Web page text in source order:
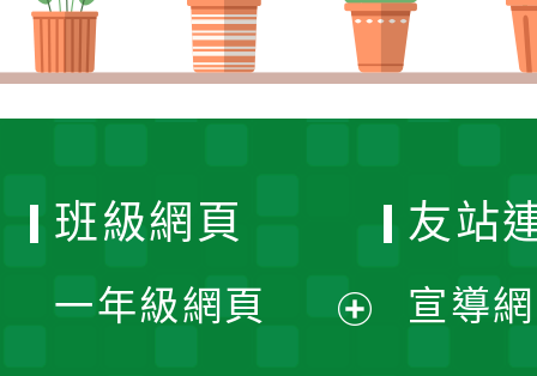
班級網頁
一年級網頁
友站
宣導